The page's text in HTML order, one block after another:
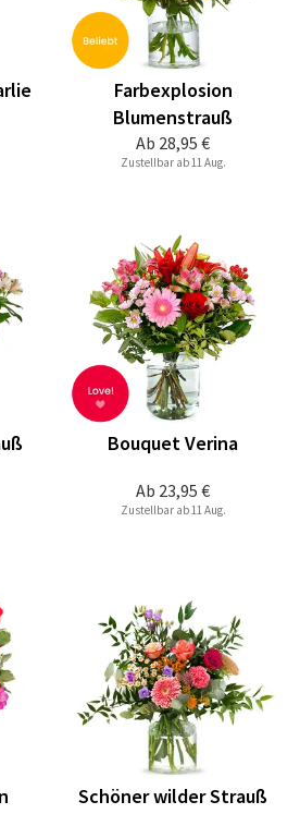
Ab 28,95 €
Farbexplosion
Blumenstrauß
Zustellbar ab 11 Aug.
Ab 23,95 €
Bouquet Verina
Zustellbar ab 11 Aug.
Schöner wilder Strauß